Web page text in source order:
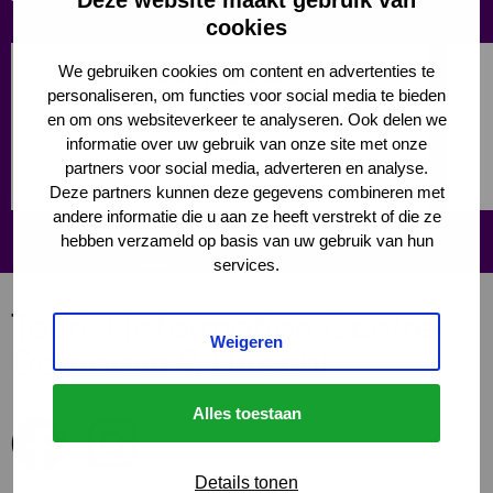
cookies
We gebruiken cookies om content en advertenties te
personaliseren, om functies voor social media te bieden
en om ons websiteverkeer te analyseren. Ook delen we
informatie over uw gebruik van onze site met onze
partners voor social media, adverteren en analyse.
Deze partners kunnen deze gegevens combineren met
andere informatie die u aan ze heeft verstrekt of die ze
hebben verzameld op basis van uw gebruik van hun
services.
Weigeren
Alles toestaan
Details tonen
Dom Tower
The icon of Utrecht
More info
about
Tourist Information Centre
Domplein 9, Utrecht
i